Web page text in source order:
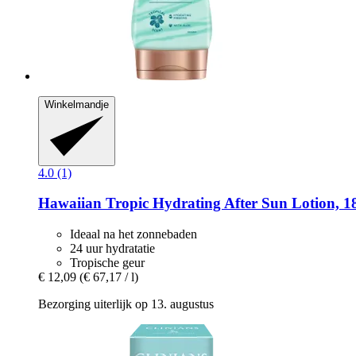
Winkelmandje
4.0 (1)
Hawaiian Tropic Hydrating After Sun Lotion,
Ideaal na het zonnebaden
24 uur hydratatie
Tropische geur
€ 12,09 (€ 67,17 / l)
Bezorging uiterlijk op 13. augustus